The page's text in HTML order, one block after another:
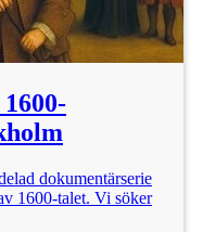
dokumentärserie
1600-talet. Vi söker